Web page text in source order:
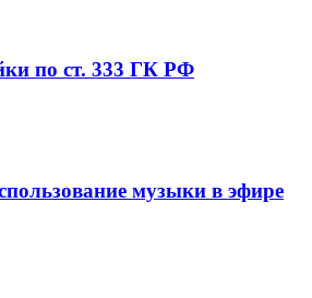
по ст. 333 ГК РФ
музыки в эфире